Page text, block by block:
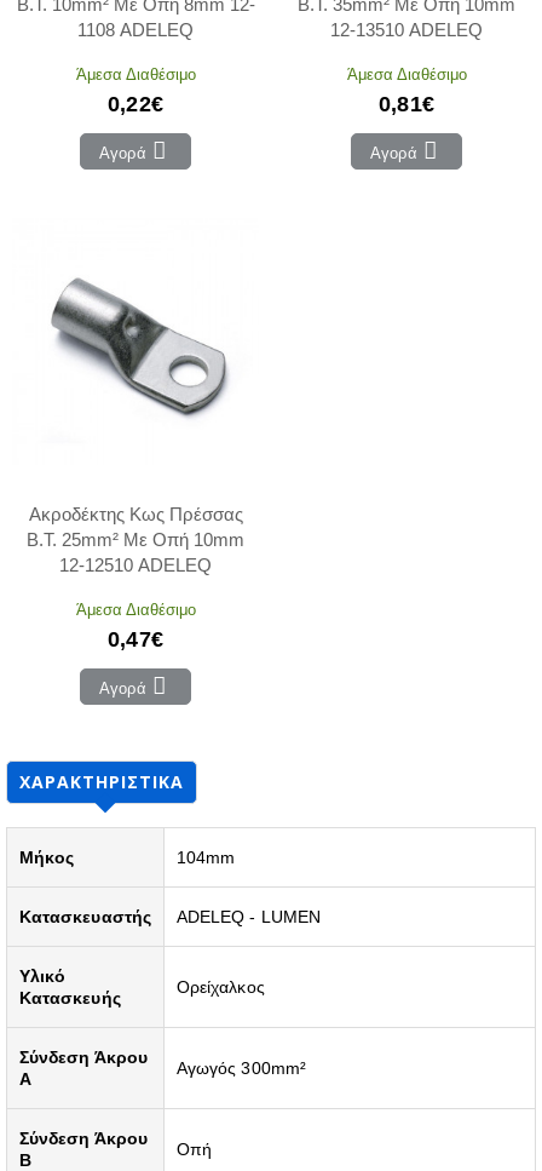
1108 ADELEQ
Άμεσα Διαθέσιμο
0,22€
Αγορά
12-13510 ADELEQ
Άμεσα Διαθέσιμο
0,81€
Αγορά
Ακροδέκτης Κως Πρέσσας
Β.Τ. 25mm² Με Οπή 10mm
12-12510 ADELEQ
Άμεσα Διαθέσιμο
0,47€
Αγορά
ΧΑΡΑΚΤΗΡΙΣΤΙΚΆ
Μήκος 104mm
Κατασκευαστής ADELEQ - LUMEN
Υλικό
Κατασκευής
Ορείχαλκος
Σύνδεση Άκρου
A
Αγωγός 300mm²
Σύνδεση Άκρου
B
Οπή